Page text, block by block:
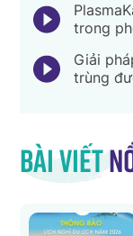
trong
Giải
trùng
Bài viết